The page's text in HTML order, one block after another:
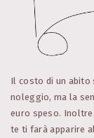
Il costo di un abito
noleggio, ma la
euro speso.
te ti farà apparire